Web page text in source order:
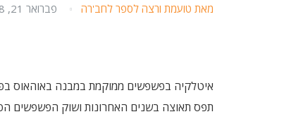
מאת טועמת ורצה לספר לחב'רה פברואר 21, 2018
איטלקיה בפשפשים ממוקמת במבנה באוהאוס
תפס תאוצה בשנים האחרונות ושוק הפשפשים